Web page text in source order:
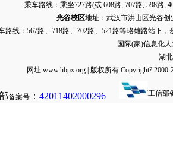
乘车路线：乘坐727路(或 608路, 707路, 598路,
光谷校区地址：武汉市洪山区光谷创
路线：567路、718路、702路、521路等珞雄路站下
国际(家)信息化
湖
网址:www.hbpx.org | 版权所有 Copyright?
备案号 ： 42011402000296 工信部